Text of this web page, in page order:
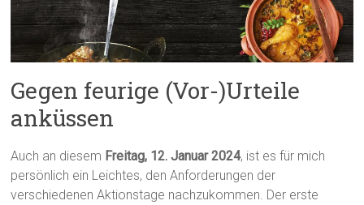
Gegen feurige (Vor-)Urteile
anküssen
Auch an diesem Freitag, 12. Januar 2024, ist es für mich
persönlich ein Leichtes, den Anforderungen der
verschiedenen Aktionstage nachzukommen. Der erste